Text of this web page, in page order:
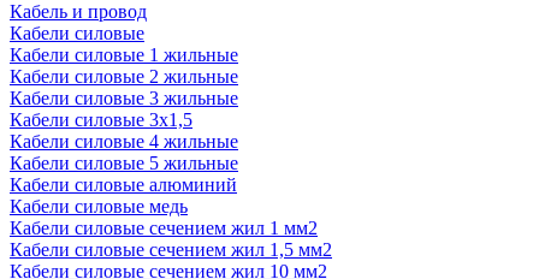
Кабель и провод
Кабели силовые
Кабели силовые 1 жильные
Кабели силовые 2 жильные
Кабели силовые 3 жильные
Кабели силовые 3х1,5
Кабели силовые 4 жильные
Кабели силовые 5 жильные
Кабели силовые алюминий
Кабели силовые медь
Кабели силовые сечением жил 1 мм2
Кабели силовые сечением жил 1,5 мм2
Кабели силовые сечением жил 10 мм2